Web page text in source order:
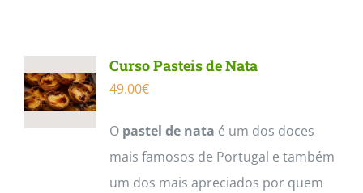
variants.
options
may
be
Curso Pasteis de Nata
49.00€
O pastel de nata é um dos doces
mais famosos de Portugal e também
um dos mais apreciados por quem